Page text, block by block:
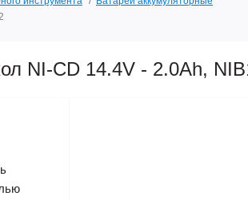
NI-CD 14.4V - 2.0Ah,